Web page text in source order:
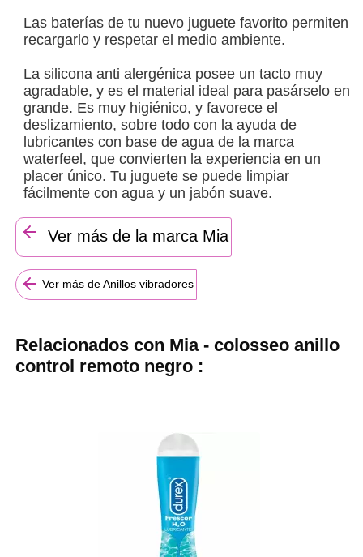
Las baterías de tu nuevo juguete favorito permiten
recargarlo y respetar el medio ambiente.
La silicona anti alergénica posee un tacto muy
agradable, y es el material ideal para pasárselo en
grande. Es muy higiénico, y favorece el
deslizamiento, sobre todo con la ayuda de
lubricantes con base de agua de la marca
waterfeel, que convierten la experiencia en un
placer único. Tu juguete se puede limpiar
fácilmente con agua y un jabón suave.
Ver más de la marca Mia
Ver más de Anillos vibradores
Relacionados con Mia - colosseo anillo
control remoto negro :